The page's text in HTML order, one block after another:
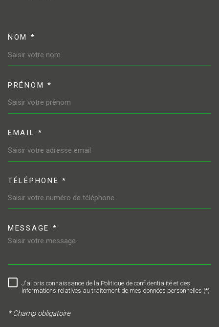
NOM *
PRÉNOM *
EMAIL *
TÉLÉPHONE *
MESSAGE *
RÈGLEMENTATION
J'ai pris connaissance de la Politique de confidentialité et des
informations relatives au traitement de mes données personnelles (*)
* Champ obligatoire